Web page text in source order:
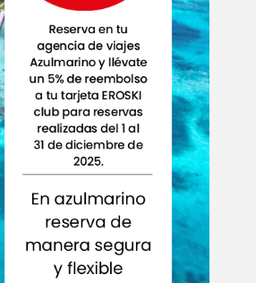
Reserva en tu
agenciade viajes
Azulmarinoyllévate
un 5%de reembolso
a tu tarjeta EROSKI
club para reservas
realizadasdel 1al
31 dediciembrede
2025.
En azulmarino
reserva de
manera segura
y flexible